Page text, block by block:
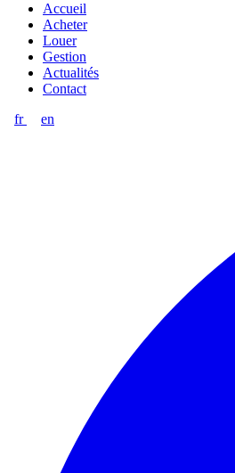
Accueil
Acheter
Louer
Gestion
Actualités
Contact
fr
en